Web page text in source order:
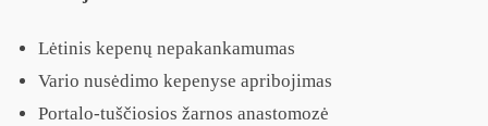
Lėtinis kepenų nepakankamumas
Vario nusėdimo kepenyse apribojimas
Portalo-tuščiosios žarnos anastomozė